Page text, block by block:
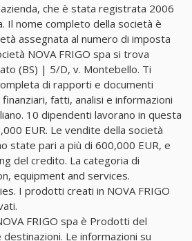
che è stata registrata 2006
Il nome completo della società è
assegnata al numero di imposta
NOVA FRIGO spa si trova
(BS) | 5/D, v. Montebello. Ti
di rapporti e documenti
fatti, analisi e informazioni
10 dipendenti lavorano in questa
EUR. Le vendite della società
state pari a più di 600,000 EUR, e
del credito. La categoria di
equipment and services.
I prodotti creati in NOVA FRIGO
FRIGO spa è Prodotti del
Le informazioni su